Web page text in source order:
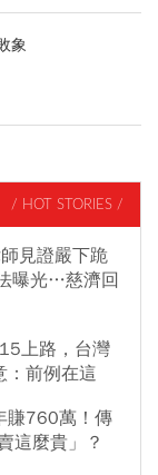
象
/ HOT STORIES /
見證嚴下跪
曝光…慈濟回
上路，台灣
：前例在這
賺760萬！傳
這麼貴」？